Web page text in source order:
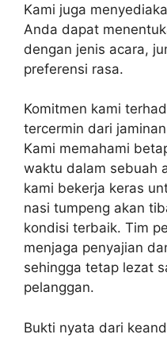
Kami juga
Anda dapat
dengan jenis acara,
preferensi rasa.
Komitmen kami
tercermin dari
Kami memahami
waktu dalam sebuah
kami bekerja keras
nasi tumpeng akan
kondisi terbaik. Tim
menjaga penyajian
sehingga tetap lezat
pelanggan.
Bukti nyata dari